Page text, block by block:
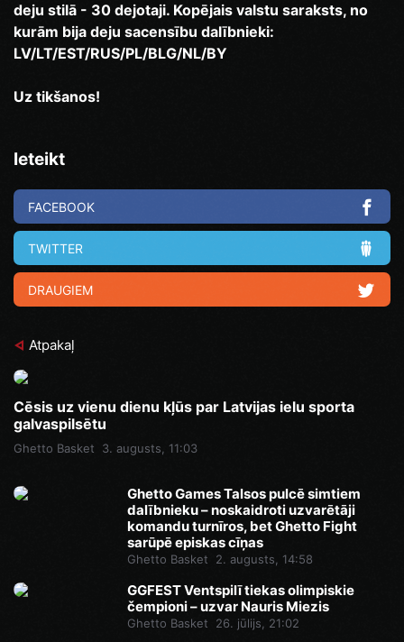
deju stilā - 30 dejotaji. Kopējais valstu saraksts, no
kurām bija deju sacensību dalībnieki:
LV/LT/EST/RUS/PL/BLG/NL/BY
Uz tikšanos!
Ieteikt
FACEBOOK
TWITTER
DRAUGIEM
Atpakaļ
Cēsis uz vienu dienu kļūs par Latvijas ielu sporta
galvaspilsētu
Ghetto Basket 3. augusts, 11:03
Ghetto Games Talsos pulcē simtiem
dalībnieku – noskaidroti uzvarētāji
komandu turnīros, bet Ghetto Fight
sarūpē episkas cīņas
Ghetto Basket 2. augusts, 14:58
GGFEST Ventspilī tiekas olimpiskie
čempioni – uzvar Nauris Miezis
Ghetto Basket 26. jūlijs, 21:02